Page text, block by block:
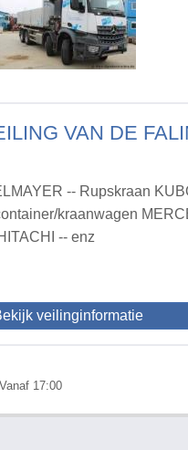
VAN DE
-- Rupskraan
kraanwagen
-- enz
veilinginformatie
Vanaf 17:00